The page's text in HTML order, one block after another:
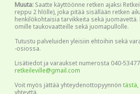
Muuta: Saatte käyttöönne retken ajaksi
reppu 2 hlölle), joka pitää sisällään retken
henkilökohtaisia tarvikkeita sekä
omille taukovaatteille sekä juomapullolle.
Tutustu palveluiden yleisiin ehtoihin sekä
-osiossa.
Lisätiedot ja varaukset numerosta 040-
retkeileville@gmail.com
Voit myös jättää yhteydenottopyynnön tästä